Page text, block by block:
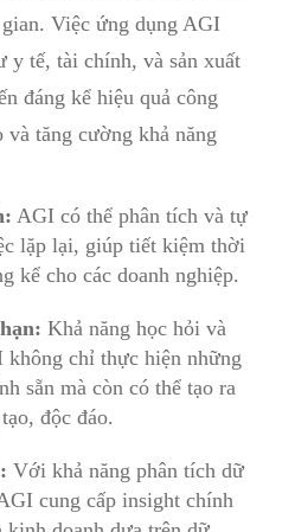
Việc ứng dụng AGI
y tế, tài chính, và sản xuất
đáng kể hiệu quả công
tăng cường khả năng
AGI có thể phân tích và tự
lặp lại, giúp tiết kiệm thời
kể cho các doanh nghiệp.
Khả năng học hỏi và
chỉ thực hiện những
sẵn mà còn có thể tạo ra
độc đáo.
Với khả năng phân tích dữ
cung cấp insight chính